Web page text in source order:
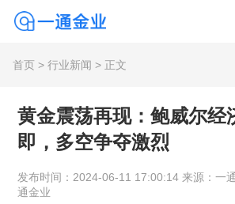
首页 > 行业新闻 > 正文
黄金震荡再现：鲍威尔经
即，多空争夺激烈
发布时间：2024-06-11 17:00:14 来源：一
通金业